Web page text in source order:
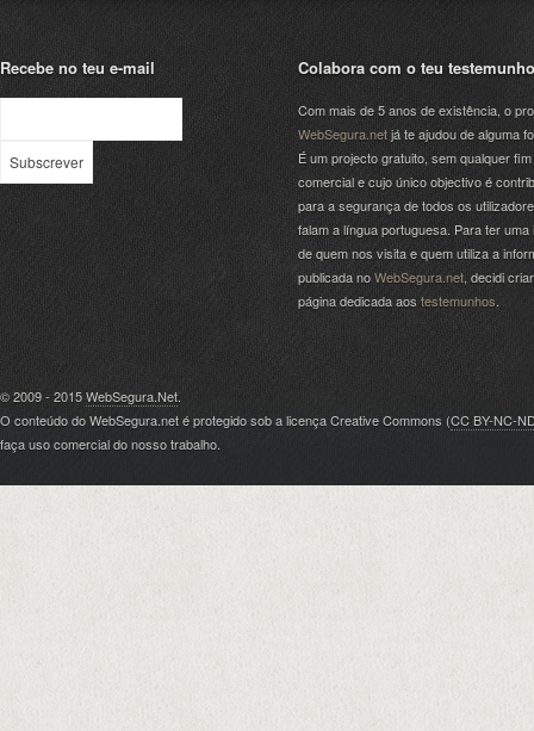
Recebe no teu e-mail Colabora com o teu testemunho
Com mais de 5 anos de existência, o
WebSegura.netjá te ajudou de alguma
É um projecto gratuito, sem qualquer fim
comercial e cujo único objectivo é
para a segurança de todos os
falam a língua portuguesa. Para ter uma
de quem nos visita e quem utiliza a
publicada noWebSegura.net , decidi
página dedicada aos testemunhos
© 2009 - 2015WebSegura.Net.
O conteúdo do WebSegura.net é protegido sob a licença Creative Commons (CC BY-NC-
faça uso comercial do nosso trabalho.